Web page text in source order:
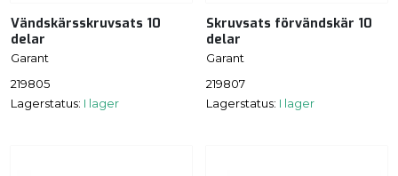
Vändskärsskruvsats 10
delar
Garant
219805
Lagerstatus: I lager
Skruvsats förvändskär 10
delar
Garant
219807
Lagerstatus: I lager